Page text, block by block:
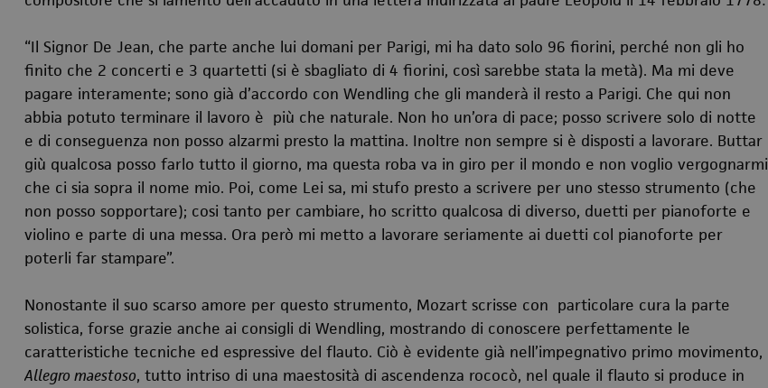
“Il Signor De Jean, che parte anche lui domani per Parigi, mi ha dato solo 96 fiorini, perché non gli ho
finito che 2 concerti e 3 quartetti (si è sbagliato di 4 fiorini, così sarebbe stata la metà). Ma mi deve
pagare interamente; sono già d’accordo con Wendling che gli manderà il resto a Parigi. Che qui non
abbia potuto terminare il lavoro è più che naturale. Non ho un’ora di pace; posso scrivere solo di notte
e di conseguenza non posso alzarmi presto la mattina. Inoltre non sempre si è disposti a lavorare. Buttar
giù qualcosa posso farlo tutto il giorno, ma questa roba va in giro per il mondo e non voglio vergognarmi
che ci sia sopra il nome mio. Poi, come Lei sa, mi stufo presto a scrivere per uno stesso strumento (che
non posso sopportare); cosi tanto per cambiare, ho scritto qualcosa di diverso, duetti per pianoforte e
violino e parte di una messa. Ora però mi metto a lavorare seriamente ai duetti col pianoforte per
poterli far stampare”.
Nonostante il suo scarso amore per questo strumento, Mozart scrisse con particolare cura la parte
solistica, forse grazie anche ai consigli di Wendling, mostrando di conoscere perfettamente le
caratteristiche tecniche ed espressive del flauto. Ciò è evidente già nell’impegnativo primo movimento,
Allegro maestoso, tutto intriso di una maestosità di ascendenza rococò, nel quale il flauto si produce in